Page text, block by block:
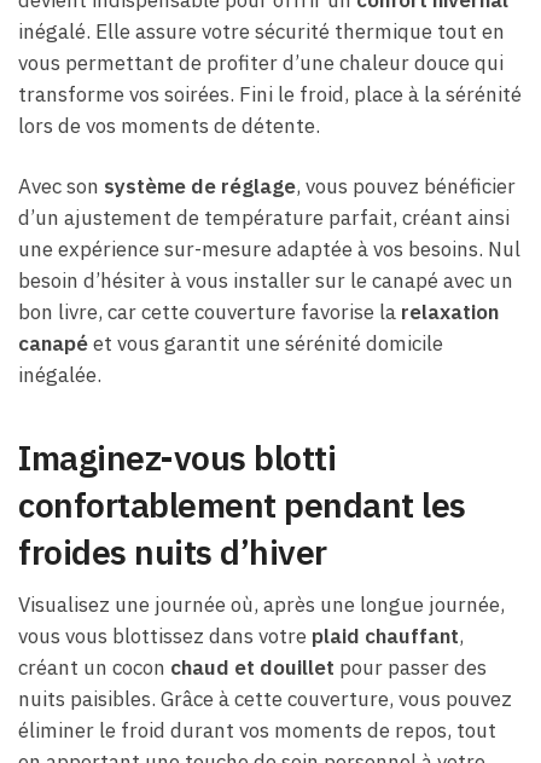
inégalé. Elle assure votre sécurité thermique tout en
vous permettant de profiter d’une chaleur douce qui
transforme vos soirées. Fini le froid, place à la sérénité
lors de vos moments de détente.
Avec son système de réglage, vous pouvez bénéficier
d’un ajustement de température parfait, créant ainsi
une expérience sur-mesure adaptée à vos besoins. Nul
besoin d’hésiter à vous installer sur le canapé avec un
bon livre, car cette couverture favorise la relaxation
canapéet vous garantit une sérénité domicile
inégalée.
Imaginez-vous blotti
confortablement pendant les
froides nuits d’hiver
Visualisez une journée où, après une longue journée,
vous vous blottissez dans votre plaid chauffant,
créant un cocon chaud et douillet pour passer des
nuits paisibles. Grâce à cette couverture, vous pouvez
éliminer le froid durant vos moments de repos, tout